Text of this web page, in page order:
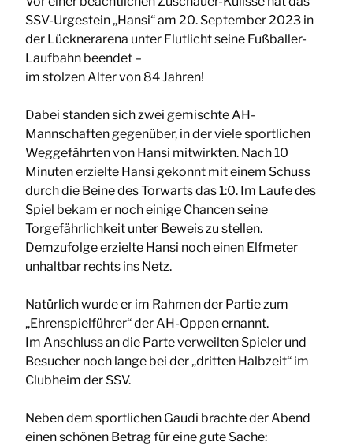
SSV-Urgestein „Hansi“ am 20. September 2023 in
der Lücknerarena unter Flutlicht seine Fußballer-
Laufbahn beendet –
im stolzen Alter von 84 Jahren!
Dabei standen sich zwei gemischte AH-
Mannschaften gegenüber, in der viele sportlichen
Weggefährten von Hansi mitwirkten. Nach 10
Minuten erzielte Hansi gekonnt mit einem Schuss
durch die Beine des Torwarts das 1:0. Im Laufe des
Spiel bekam er noch einige Chancen seine
Torgefährlichkeit unter Beweis zu stellen.
Demzufolge erzielte Hansi noch einen Elfmeter
unhaltbar rechts ins Netz.
Natürlich wurde er im Rahmen der Partie zum
„Ehrenspielführer“ der AH-Oppen ernannt.
Im Anschluss an die Parte verweilten Spieler und
Besucher noch lange bei der „dritten Halbzeit“ im
Clubheim der SSV.
Neben dem sportlichen Gaudi brachte der Abend
einen schönen Betrag für eine gute Sache: